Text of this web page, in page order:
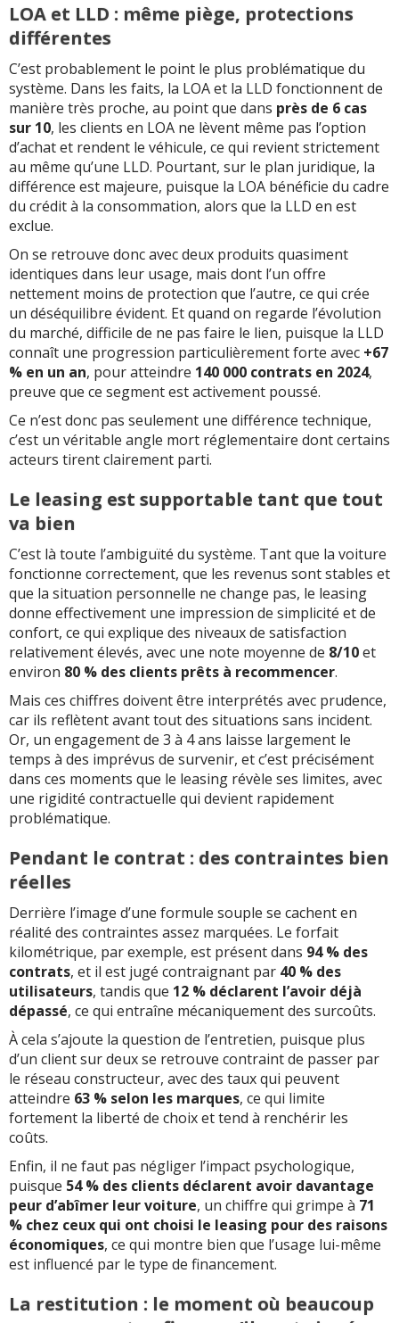
LOA et LLD : même piège, protections
différentes
C’est probablement le point le plus problématique du
système. Dans les faits, la LOA et la LLD fonctionnent de
manière très proche, au point que dans près de 6 cas
sur 10, les clients en LOA ne lèvent même pas l’option
d’achat et rendent le véhicule, ce qui revient strictement
au même qu’une LLD. Pourtant, sur le plan juridique, la
différence est majeure, puisque la LOA bénéficie du cadre
du crédit à la consommation, alors que la LLD en est
exclue.
On se retrouve donc avec deux produits quasiment
identiques dans leur usage, mais dont l’un offre
nettement moins de protection que l’autre, ce qui crée
un déséquilibre évident. Et quand on regarde l’évolution
du marché, difficile de ne pas faire le lien, puisque la LLD
connaît une progression particulièrement forte avec +67
% en un an, pour atteindre 140 000 contrats en 2024,
preuve que ce segment est activement poussé.
Ce n’est donc pas seulement une différence technique,
c’est un véritable angle mort réglementaire dont certains
acteurs tirent clairement parti.
Le leasing est supportable tant que tout
va bien
C’est là toute l’ambiguïté du système. Tant que la voiture
fonctionne correctement, que les revenus sont stables et
que la situation personnelle ne change pas, le leasing
donne effectivement une impression de simplicité et de
confort, ce qui explique des niveaux de satisfaction
relativement élevés, avec une note moyenne de 8/10et
environ 80 % des clients prêts à recommencer.
Mais ces chiffres doivent être interprétés avec prudence,
car ils reflètent avant tout des situations sans incident.
Or, un engagement de 3 à 4 ans laisse largement le
temps à des imprévus de survenir, et c’est précisément
dans ces moments que le leasing révèle ses limites, avec
une rigidité contractuelle qui devient rapidement
problématique.
Pendant le contrat : des contraintes bien
réelles
Derrière l’image d’une formule souple se cachent en
réalité des contraintes assez marquées. Le forfait
kilométrique, par exemple, est présent dans 94 % des
contrats, et il est jugé contraignant par 40 % des
utilisateurs, tandis que 12 % déclarent l’avoir déjà
dépassé, ce qui entraîne mécaniquement des surcoûts.
À cela s’ajoute la question de l’entretien, puisque plus
d’un client sur deux se retrouve contraint de passer par
le réseau constructeur, avec des taux qui peuvent
atteindre 63 % selon les marques, ce qui limite
fortement la liberté de choix et tend à renchérir les
coûts.
Enfin, il ne faut pas négliger l’impact psychologique,
puisque 54 % des clients déclarent avoir davantage
peur d’abîmer leur voiture, un chiffre qui grimpe à 71
% chez ceux qui ont choisi le leasing pour des raisons
économiques, ce qui montre bien que l’usage lui-même
est influencé par le type de financement.
La restitution : le moment où beaucoup